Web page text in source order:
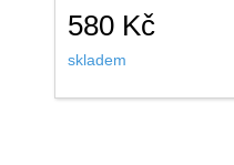
580 Kč
skladem